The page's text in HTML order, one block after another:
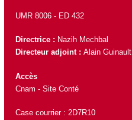
UMR 8006 - ED 432
Directrice : Nazih Mechbal
Directeur adjoint : Alain Guinault
Accès
Cnam - Site Conté
Case courrier : 2D7R10